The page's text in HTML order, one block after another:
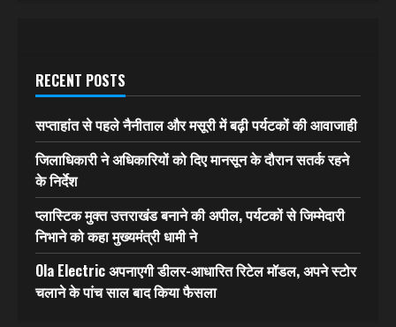
RECENT POSTS
सप्ताहांत से पहले नैनीताल और मसूरी में बढ़ी पर्यटकों की आवाजाही
जिलाधिकारी ने अधिकारियों को दिए मानसून के दौरान सतर्क रहने
के निर्देश
प्लास्टिक मुक्त उत्तराखंड बनाने की अपील, पर्यटकों से जिम्मेदारी
निभाने को कहा मुख्यमंत्री धामी ने
Ola Electric अपनाएगी डीलर-आधारित रिटेल मॉडल, अपने स्टोर
चलाने के पांच साल बाद किया फैसला